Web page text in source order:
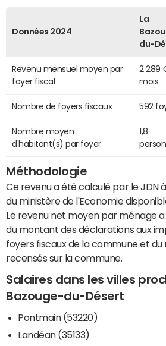
Données 2024
La
du-
Revenu mensuel moyen par
foyer fiscal
2 289
mois
Nombre de foyers fiscaux 592
Nombre moyen
d'habitant(s) par foyer
1,8
Méthodologie
Ce revenu a été calculé par le JDN
du ministère de l'Economie
Le revenu net moyen par ménage
du montant des déclarations aux
foyers fiscaux de la commune et
recensés sur la commune.
Salaires dans les villes
Bazouge-du-Désert
Pontmain (53220)
Landéan (35133)